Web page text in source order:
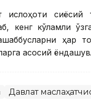
ислоҳоти сиёсий
кенг кўламли
ҳар
асосий
Давлат